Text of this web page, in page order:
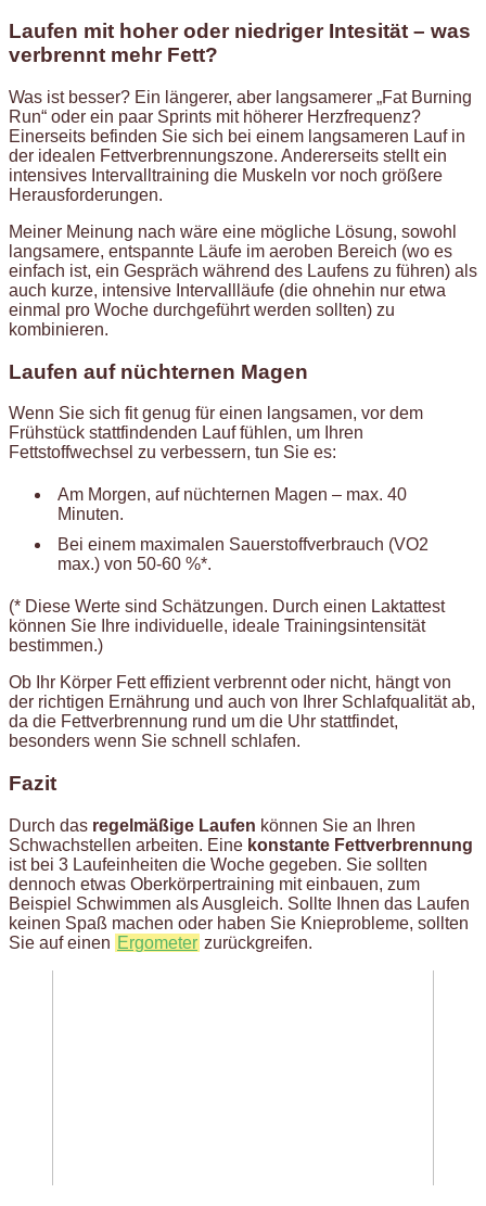
Laufen mit hoher oder niedriger Intesität – was
verbrennt mehr Fett?
Was ist besser? Ein längerer, aber langsamerer „Fat Burning
Run“ oder ein paar Sprints mit höherer Herzfrequenz?
Einerseits befinden Sie sich bei einem langsameren Lauf in
der idealen Fettverbrennungszone. Andererseits stellt ein
intensives Intervalltraining die Muskeln vor noch größere
Herausforderungen.
Meiner Meinung nach wäre eine mögliche Lösung, sowohl
langsamere, entspannte Läufe im aeroben Bereich (wo es
einfach ist, ein Gespräch während des Laufens zu führen) als
auch kurze, intensive Intervallläufe (die ohnehin nur etwa
einmal pro Woche durchgeführt werden sollten) zu
kombinieren.
Laufen auf nüchternen Magen
Wenn Sie sich fit genug für einen langsamen, vor dem
Frühstück stattfindenden Lauf fühlen, um Ihren
Fettstoffwechsel zu verbessern, tun Sie es:
Am Morgen, auf nüchternen Magen – max. 40
Minuten.
Bei einem maximalen Sauerstoffverbrauch (VO2
max.) von 50-60 %*.
(* Diese Werte sind Schätzungen. Durch einen Laktattest
können Sie Ihre individuelle, ideale Trainingsintensität
bestimmen.)
Ob Ihr Körper Fett effizient verbrennt oder nicht, hängt von
der richtigen Ernährung und auch von Ihrer Schlafqualität ab,
da die Fettverbrennung rund um die Uhr stattfindet,
besonders wenn Sie schnell schlafen.
Fazit
Durch das regelmäßige Laufen können Sie an Ihren
Schwachstellen arbeiten. Eine konstante Fettverbrennung
ist bei 3 Laufeinheiten die Woche gegeben. Sie sollten
dennoch etwas Oberkörpertraining mit einbauen, zum
Beispiel Schwimmen als Ausgleich. Sollte Ihnen das Laufen
keinen Spaß machen oder haben Sie Knieprobleme, sollten
Sie auf einen Ergometer zurückgreifen.